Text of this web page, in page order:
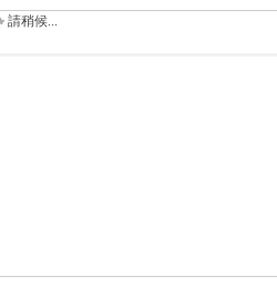
請稍候...